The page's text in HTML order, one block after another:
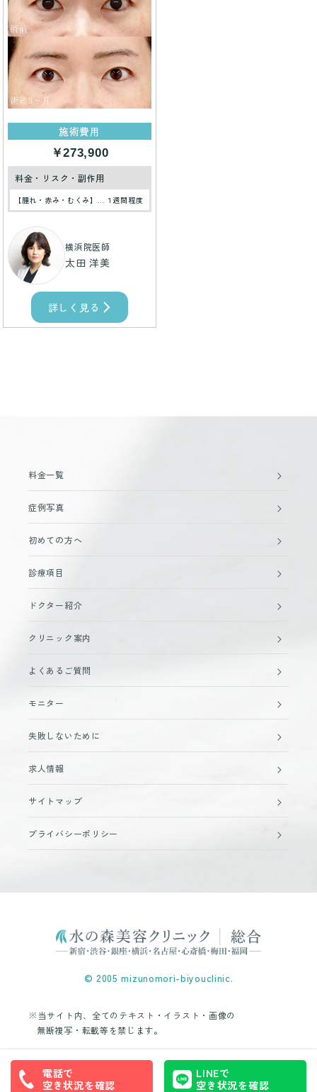
施術費用
￥273,900
料金・リスク・副作用
【腫れ・赤み・むくみ】...１週間程度
横浜院医師
太田 洋美
詳しく見る
料金一覧
症例写真
初めての方へ
診療項目
ドクター紹介
クリニック案内
よくあるご質問
モニター
失敗しないために
求人情報
サイトマップ
プライバシーポリシー
© 2005 mizunomori-biyouclinic.
※当サイト内、全てのテキスト・イラスト・画像の
無断複写・転載等を禁じます。
電話で
空き状況を確認
LINEで
空き状況を確認